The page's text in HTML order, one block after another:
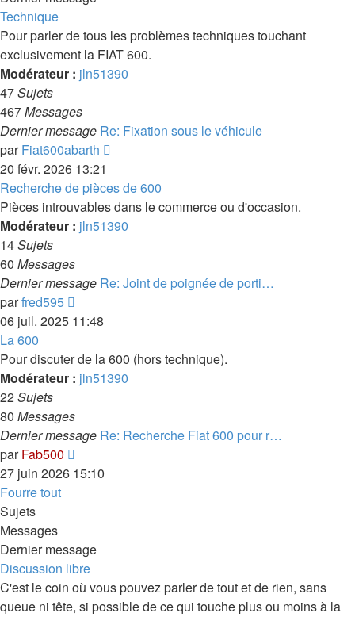
Technique
Pour parler de tous les problèmes techniques touchant
exclusivement la FIAT 600.
Modérateur : jln51390
47Sujets
467Messages
Dernier message Re: Fixation sous le véhicule
parFiat600abarth
dernier
message
20 févr. 2026 13:21
Recherche de pièces de 600
Pièces introuvables dans le commerce ou d'occasion.
Modérateur : jln51390
14Sujets
60 Messages
Dernier message Re: Joint de poignée de porti…
parfred595
le
message
06 juil. 2025 11:48
La 600
Pour discuter de la 600 (hors technique).
Modérateur : jln51390
22Sujets
80 Messages
Dernier message Re: Recherche Fiat 600 pour r…
parFab500
le
27 juin 2026 15:10
Fourre tout
Sujets
Messages
Dernier message
Discussion libre
C'est le coin où vous pouvez parler de tout et de rien, sans
queue ni tête, si possible de ce qui touche plus ou moins à la